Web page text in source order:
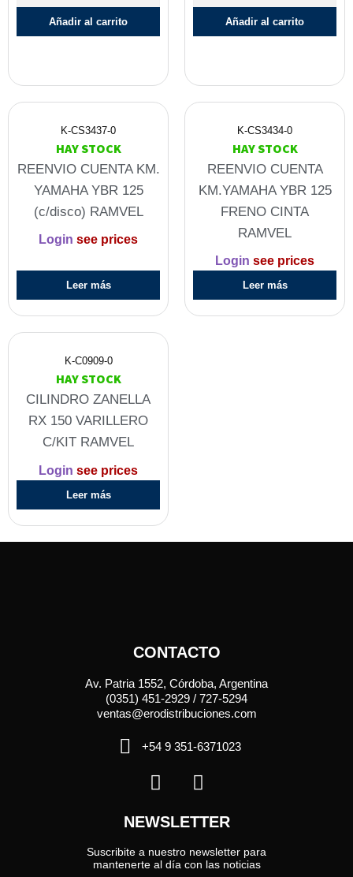
Añadir al carrito Añadir al carrito
K-CS3437-0
HAY STOCK
REENVIO CUENTA KM.
YAMAHA YBR 125
(c/disco) RAMVEL
Login see prices
Leer más
K-CS3434-0
HAY STOCK
REENVIO CUENTA
KM.YAMAHA YBR 125
FRENO CINTA
RAMVEL
Login see prices
Leer más
K-C0909-0
HAY STOCK
CILINDRO ZANELLA
RX 150 VARILLERO
C/KIT RAMVEL
Login see prices
Leer más
CONTACTO
Av. Patria 1552, Córdoba, Argentina
(0351) 451-2929 / 727-5294
ventas@erodistribuciones.com
+54 9 351-6371023
NEWSLETTER
Suscribite a nuestro newsletter para
mantenerte al día con las noticias